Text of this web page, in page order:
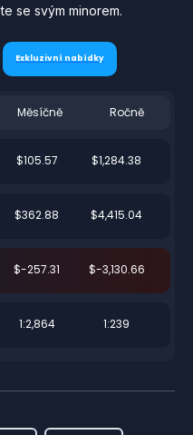
se svým minorem.
Exkluzivní nabídky
Měsíčně Ročně
$105.57 $1,284.38
$362.88 $4,415.04
$-257.31 $-3,130.66
1:2,864 1:239